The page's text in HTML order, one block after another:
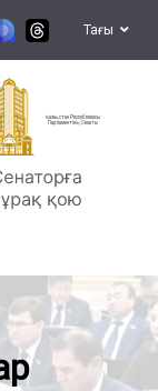
Тағы
Қазақстан Республикасы
Парламентінің Сенаты